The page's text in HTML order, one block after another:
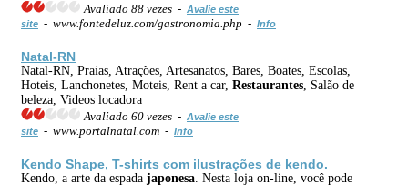
Avaliado 88 vezes - Avalie este
site - www.fontedeluz.com/gastronomia.php - Info
Natal-RN
Natal-RN, Praias, Atrações, Artesanatos, Bares, Boates, Escolas,
Hoteis, Lanchonetes, Moteis, Rent a car, Restaurantes , Salão de
beleza, Videos locadora
Avaliado 60 vezes - Avalie este
site - www.portalnatal.com - Info
Kendo Shape, T-shirts com ilustrações de kendo.
Kendo, a arte da espada japonesa . Nesta loja on-line, você pode